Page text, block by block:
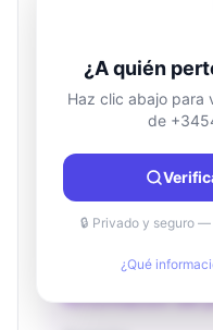
Información de
País
Ciudad
Región
Información del
¿A quién
Haz clic abajo para
de
🔒 Privado y seguro
¿Qué